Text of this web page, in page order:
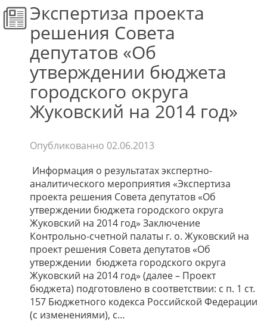
Экспертиза проекта
решения Совета
депутатов «Об
утверждении бюджета
городского округа
Жуковский на 2014 год»
Опубликованно 02.06.2013
Информация о результатах экспертно-
аналитического мероприятия «Экспертиза
проекта решения Совета депутатов «Об
утверждении бюджета городского округа
Жуковский на 2014 год» Заключение
Контрольно-счетной палаты г. о. Жуковский на
проект решения Совета депутатов «Об
утверждении бюджета городского округа
Жуковский на 2014 год» (далее – Проект
бюджета) подготовлено в соответствии: с п. 1 ст.
157 Бюджетного кодекса Российской Федерации
(с изменениями), с…